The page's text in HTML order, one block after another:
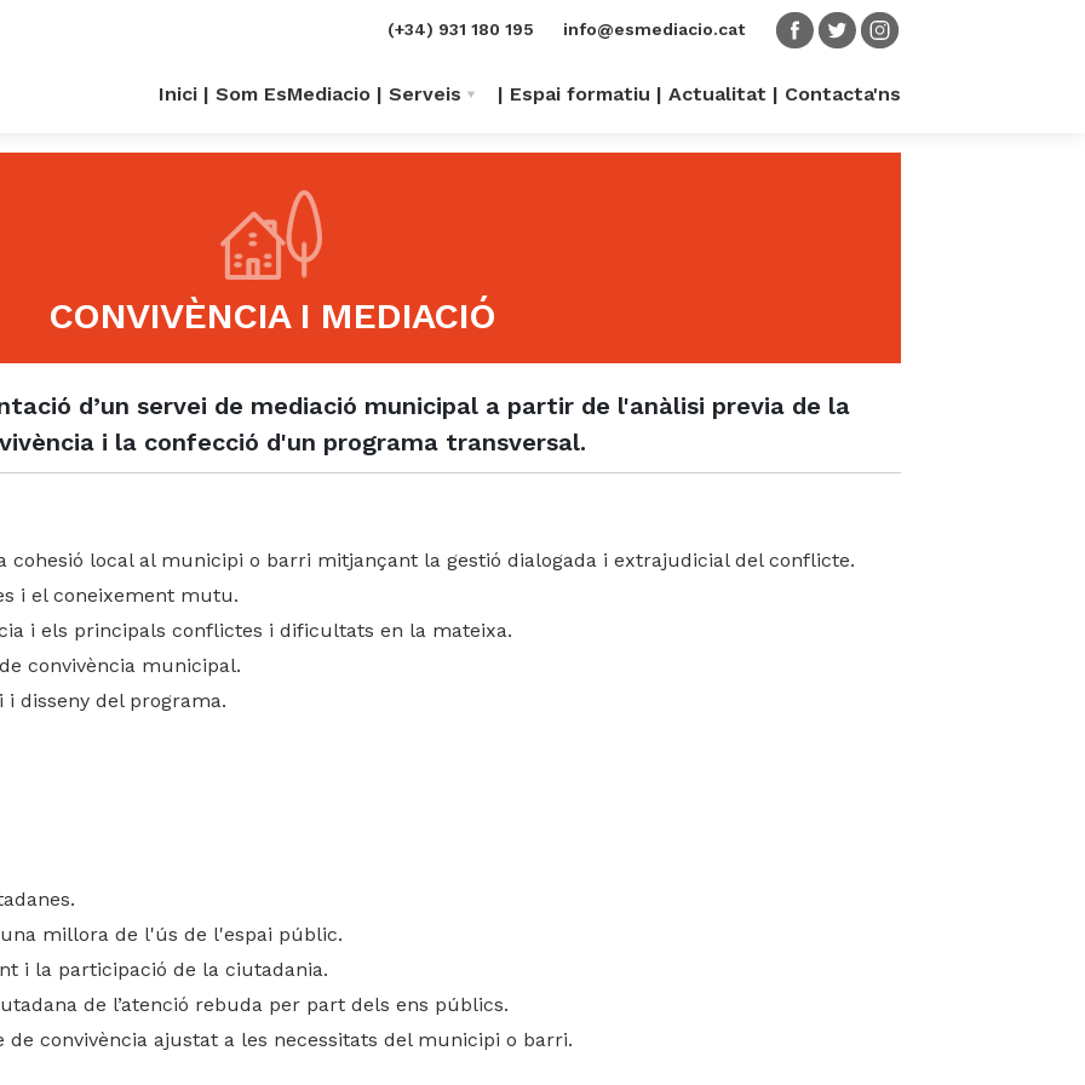
(+34) 931 180 195 info@esmediacio.cat
Inici Som EsMediacio Serveis Espai formatiu Actualitat Contacta'ns
centres educatius
en l'àmbit educatiu
gamificació
públic
i participacio vers la recollida de
d'aprenentatge
pre-llibertat
alternativa de conflictes
CONVIVÈNCIA I MEDIACIÓ
d’un servei de mediació municipal a partir de l'anàlisi previa de la
i la confecció d'un programa transversal.
cohesió local al municipi o barri mitjançant la gestió dialogada i extrajudicial del conflicte.
i el coneixement mutu.
i els principals conflictes i dificultats en la mateixa.
convivència municipal.
disseny del programa.
millora de l'ús de l'espai públic.
i la participació de la ciutadania.
de l’atenció rebuda per part dels ens públics.
convivència ajustat a les necessitats del municipi o barri.